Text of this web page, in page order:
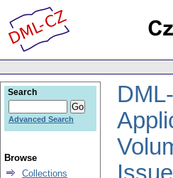
Search
Advanced Search
Browse
Collections